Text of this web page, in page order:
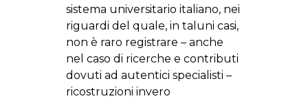
sistema universitario italiano, nei
riguardi del quale, in taluni casi,
non è raro registrare – anche
nel caso di ricerche e contributi
dovuti ad autentici specialisti –
ricostruzioni invero